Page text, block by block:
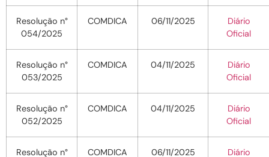
Resolução n°
054/2025
COMDICA 06/11/2025
Diário
Oficial
Resolução n°
053/2025
COMDICA 04/11/2025
Diário
Oficial
Resolução n°
052/2025
COMDICA 04/11/2025
Diário
Oficial
Resolução n°
COMDICA 06/11/2025
Diário